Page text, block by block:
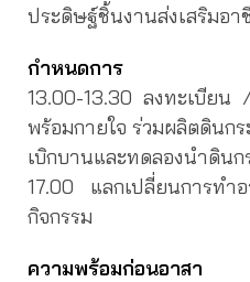
ประดิษฐ์ชิ้นงานส่งเสริมอา
กำหนดการ
13.00-13.30 ลงทะเบียน
พร้อมกายใจ ร่วมผลิตดินก
เบิกบานและทดลองนำดิน
17.00 แลกเปลี่ยนการทำ
กิจกรรม
ความพร้อมก่อนอาสา